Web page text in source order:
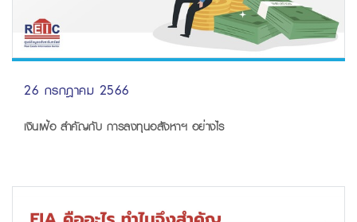
26 กรกฎาคม 2566
เงินเฟ้อ สำคัญกับ การลงทุนอสังหาฯ อย่างไร